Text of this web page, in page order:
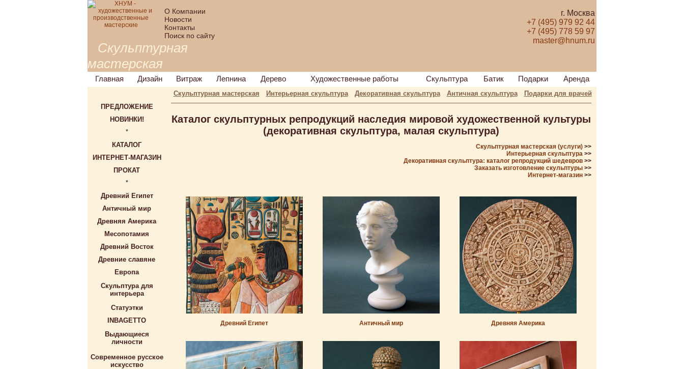
О Компании
Новости
Контакты
Поиск по сайту
г. Москва
+7 (495) 979 92 44
+7 (495) 778 59 97
master@hnum.ru
Скульптурная
мастерская
Главная Дизайн Витраж Лепнина Дерево Художественные работы Скульптура Батик Подарки Аренда
Скульптурная мастерская Интерьерная скульптура Декоративная скульптура Античная скульптура
Подарки для врачей
ПРЕДЛОЖЕНИЕ
НОВИНКИ!
*
КАТАЛОГ
ИНТЕРНЕТ-МАГАЗИН
ПРОКАТ
*
Древний Египет
Античный мир
Древняя Америка
Месопотамия
Древний Восток
Древние славяне
Европа
Скульптура для
интерьера
Статуэтки
INBAGETTO
Выдающиеся
личности
Современное русское
искусство
Каталог скульптурных репродукций наследия мировой художественной культуры
(декоративная скульптура, малая скульптура)
Скульптурная мастерская (услуги) >>
Интерьерная скульптура >>
Декоративная скульптура: каталог репродукций шедевров >>
Заказать изготовление скульптуры >>
Интернет-магазин >>
Древний Египет Античный мир Древняя Америка